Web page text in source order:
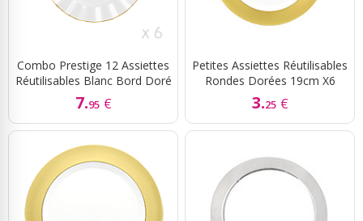
Combo Prestige 12 Assiettes
Réutilisables Blanc Bord Doré
7.95 €
Petites Assiettes Réutilisables
Rondes Dorées 19cm X6
3.25 €